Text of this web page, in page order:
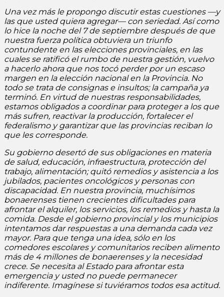
Una vez más le propongo discutir estas cuestiones —y
las que usted quiera agregar— con seriedad. Así como
lo hice la noche del 7 de septiembre después de que
nuestra fuerza política obtuviera un triunfo
contundente en las elecciones provinciales, en las
cuales se ratificó el rumbo de nuestra gestión, vuelvo
a hacerlo ahora que nos tocó perder por un escaso
margen en la elección nacional en la Provincia. No
todo se trata de consignas e insultos; la campaña ya
terminó. En virtud de nuestras responsabilidades,
estamos obligados a coordinar para proteger a los que
más sufren, reactivar la producción, fortalecer el
federalismo y garantizar que las provincias reciban lo
que les corresponde.
Su gobierno desertó de sus obligaciones en materia
de salud, educación, infraestructura, protección del
trabajo, alimentación; quitó remedios y asistencia a los
jubilados, pacientes oncológicos y personas con
discapacidad. En nuestra provincia, muchísimos
bonaerenses tienen crecientes dificultades para
afrontar el alquiler, los servicios, los remedios y hasta la
comida. Desde el gobierno provincial y los municipios
intentamos dar respuestas a una demanda cada vez
mayor. Para que tenga una idea, sólo en los
comedores escolares y comunitarios reciben alimento
más de 4 millones de bonaerenses y la necesidad
crece. Se necesita al Estado para afrontar esta
emergencia y usted no puede permanecer
indiferente. Imagínese si tuviéramos todos esa actitud.